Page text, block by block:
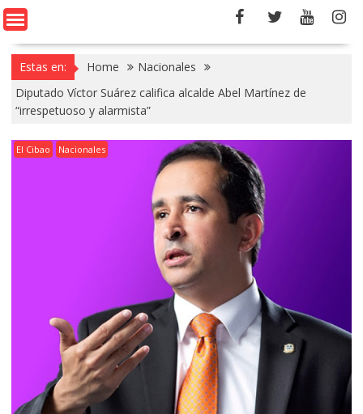
Estas en: Home
Nacionales
Diputado Víctor Suárez califica alcalde Abel Martínez de
“irrespetuoso y alarmista”
El Cibao Nacionales